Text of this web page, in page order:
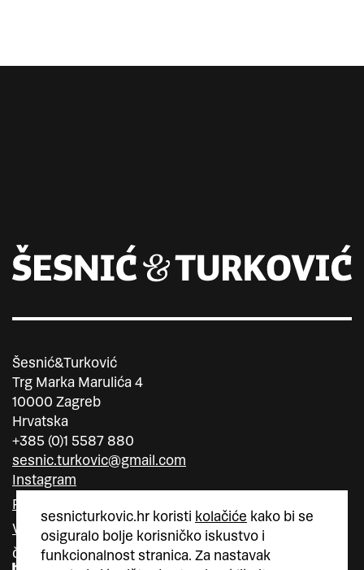
sesnicturkovic.hr koristi kolačiće kako bi se
osiguralo bolje korisničko iskustvo i
funkcionalnost stranica. Za nastavak
Šesnić&Turković
Trg Marka Marulića 4
10000 Zagreb
Hrvatska
+385 (0)1 5587 880
sesnic.turkovic@gmail.com
Instagram
Facebook
Vimeo
član
član